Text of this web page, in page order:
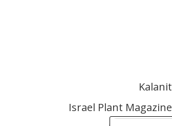
Kalanit
Israel Plant Magazine